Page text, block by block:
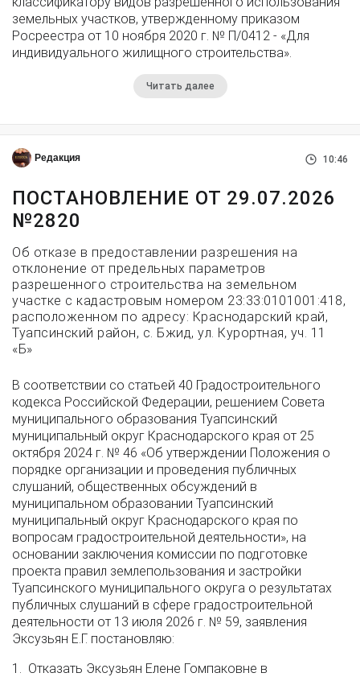
земельных участков, утвержденному приказом
Росреестра от 10 ноября 2020 г. № П/0412 - «Для
индивидуального жилищного строительства».
Читать далее
Редакция 10:46
ПОСТАНОВЛЕНИЕ ОТ 29.07.2026
№2820
Об отказе в предоставлении разрешения на
отклонение от предельных параметров
разрешенного строительства на земельном
участке с кадастровым номером 23:33:0101001:418,
расположенном по адресу: Краснодарский край,
Туапсинский район, с. Бжид, ул. Курортная, уч. 11
«Б»
В соответствии со статьей 40 Градостроительного
кодекса Российской Федерации, решением Совета
муниципального образования Туапсинский
муниципальный округ Краснодарского края от 25
октября 2024 г. № 46 «Об утверждении Положения о
порядке организации и проведения публичных
слушаний, общественных обсуждений в
муниципальном образовании Туапсинский
муниципальный округ Краснодарского края по
вопросам градостроительной деятельности», на
основании заключения комиссии по подготовке
проекта правил землепользования и застройки
Туапсинского муниципального округа о результатах
публичных слушаний в сфере градостроительной
деятельности от 13 июля 2026 г. № 59, заявления
Эксузьян Е.Г. постановляю:
1. Отказать Эксузьян Елене Гомпаковне в